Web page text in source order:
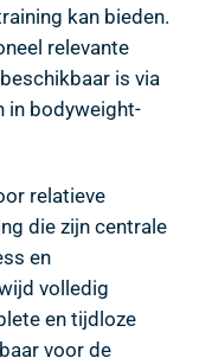
kan bieden.
relevante
is via
in bodyweight-
relatieve
die zijn centrale
en
volledig
en tijdloze
voor de